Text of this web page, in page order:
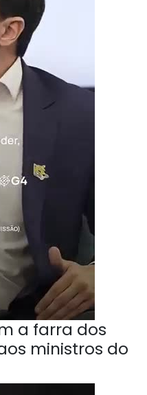
a farra dos
ministros do